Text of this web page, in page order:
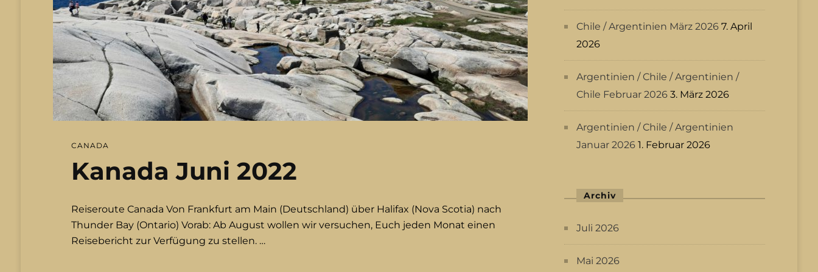
CANADA
Kanada Juni 2022
Reiseroute Canada Von Frankfurt am Main (Deutschland) über Halifax (Nova Scotia) nach
Thunder Bay (Ontario) Vorab: Ab August wollen wir versuchen, Euch jeden Monat einen
Reisebericht zur Verfügung zu stellen. …
Chile / Argentinien März 2026 7. April
2026
Argentinien / Chile / Argentinien /
Chile Februar 2026 3. März 2026
Argentinien / Chile / Argentinien
Januar 2026 1. Februar 2026
Archiv
Juli 2026
Mai 2026